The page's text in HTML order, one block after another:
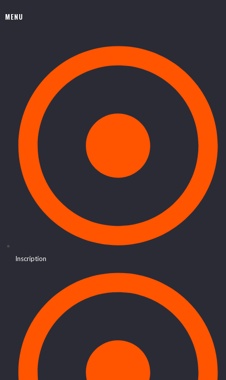
MENU
Inscription